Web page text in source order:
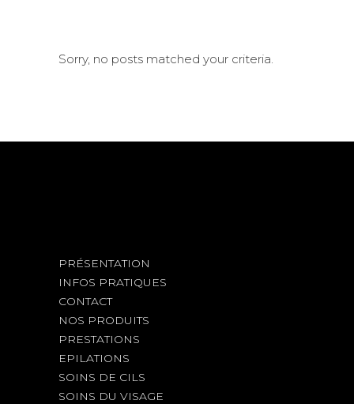
Sorry, no posts matched your criteria.
PRÉSENTATION
INFOS PRATIQUES
CONTACT
NOS PRODUITS
PRESTATIONS
EPILATIONS
SOINS DE CILS
SOINS DU VISAGE